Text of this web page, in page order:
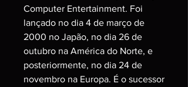
Computer Entertainment. Foi
lançado no dia 4 de março de
2000 no Japão, no dia 26 de
outubro na América do Norte, e
posteriormente, no dia 24 de
novembro na Europa. É o sucessor